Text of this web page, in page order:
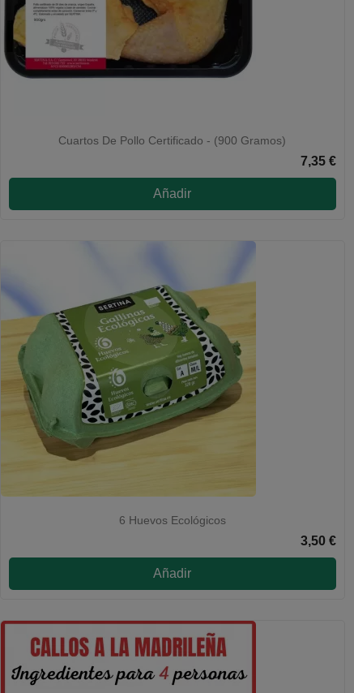
Cuartos De Pollo Certificado - (900 Gramos)
7,35 €
Añadir
SÓLO EN LA COMUNIDAD DE MADRID
6 Huevos Ecológicos
3,50 €
Añadir